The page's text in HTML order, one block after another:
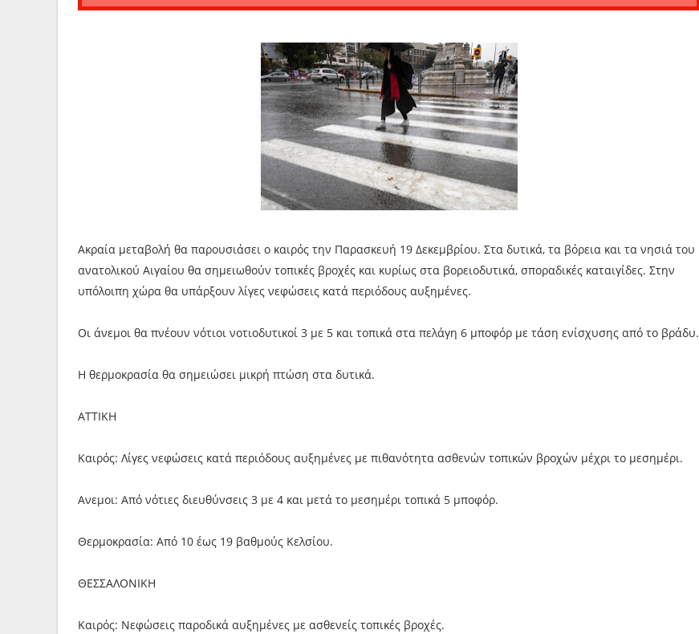
Ακραία μεταβολή θα παρουσιάσει ο καιρός την Παρασκευή 19 Δεκεμβρίου. Στα δυτικά, τα βόρεια και τα νησιά του
ανατολικού Αιγαίου θα σημειωθούν τοπικές βροχές και κυρίως στα βορειοδυτικά, σποραδικές καταιγίδες. Στην
υπόλοιπη χώρα θα υπάρξουν λίγες νεφώσεις κατά περιόδους αυξημένες.
Οι άνεμοι θα πνέουν νότιοι νοτιοδυτικοί 3 με 5 και τοπικά στα πελάγη 6 μποφόρ με τάση ενίσχυσης από το βράδυ.
Η θερμοκρασία θα σημειώσει μικρή πτώση στα δυτικά.
ΑΤΤΙΚΗ
Καιρός: Λίγες νεφώσεις κατά περιόδους αυξημένες με πιθανότητα ασθενών τοπικών βροχών μέχρι το μεσημέρι.
Ανεμοι: Από νότιες διευθύνσεις 3 με 4 και μετά το μεσημέρι τοπικά 5 μποφόρ.
Θερμοκρασία: Από 10 έως 19 βαθμούς Κελσίου.
ΘΕΣΣΑΛΟΝΙΚΗ
Καιρός: Νεφώσεις παροδικά αυξημένες με ασθενείς τοπικές βροχές.